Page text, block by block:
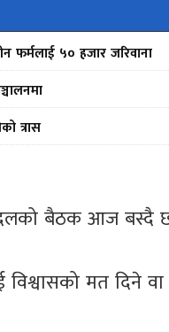
फर्मलाई ५० हजार जरिवाना
त्रास
दलको बैठक आज
विश्वासको मत